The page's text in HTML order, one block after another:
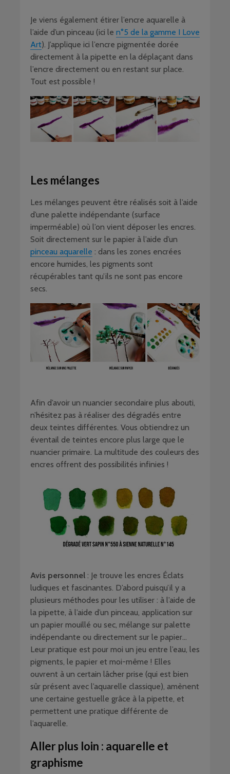
Je viens également étirer l’encre aquarelle à
l’aide d’un pinceau (ici le n°5 de la gamme I Love
Art). J’applique ici l’encre pigmentée dorée
directement à la pipette en la déplaçant dans
l’encre directement ou en restant sur place.
Tout est possible !
Les mélanges
Les mélanges peuvent être réalisés soit à l’aide
d’une palette indépendante (surface
imperméable) où l’on vient déposer les encres.
Soit directement sur le papier à l’aide d’un
pinceau aquarelle : dans les zones encrées
encore humides, les pigments sont
récupérables tant qu’ils ne sont pas encore
secs.
Afin d’avoir un nuancier secondaire plus abouti,
n’hésitez pas à réaliser des dégradés entre
deux teintes différentes. Vous obtiendrez un
éventail de teintes encore plus large que le
nuancier primaire. La multitude des couleurs des
encres offrent des possibilités infinies !
Avis personnel : Je trouve les encres Éclats
ludiques et fascinantes. D’abord puisqu’il y a
plusieurs méthodes pour les utiliser : à l’aide de
la pipette, à l’aide d’un pinceau, application sur
un papier mouillé ou sec, mélange sur palette
indépendante ou directement sur le papier…
Leur pratique est pour moi un jeu entre l’eau, les
pigments, le papier et moi-même ! Elles
ouvrent à un certain lâcher prise (qui est bien
sûr présent avec l’aquarelle classique), amènent
une certaine gestuelle grâce à la pipette, et
permettent une pratique différente de
l’aquarelle.
Aller plus loin : aquarelle et
graphisme